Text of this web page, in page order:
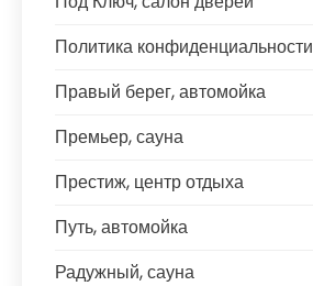
Политика конфиденциальности
Правый берег, автомойка
Премьер, сауна
Престиж, центр отдыха
Путь, автомойка
Радужный, сауна